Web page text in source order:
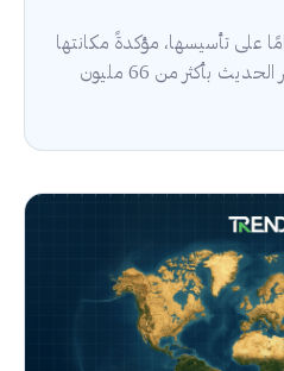
ويكيبيديا بمرور 25 عامًا على تأسيسها، مؤكدةً مكانتها
كأضخم مرجع معرفي في العصر الحديث بأكثر من 66 مليون